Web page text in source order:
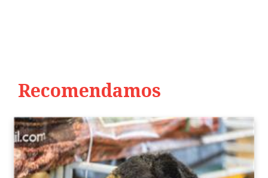
Recomendamos